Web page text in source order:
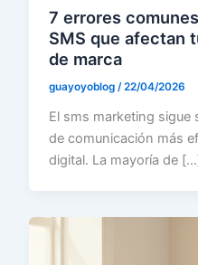
7 errores
SMS que afectan
de marca
guayoyoblog /22/04/2026
El sms marketing sigue
de comunicación más
digital. La mayoría de